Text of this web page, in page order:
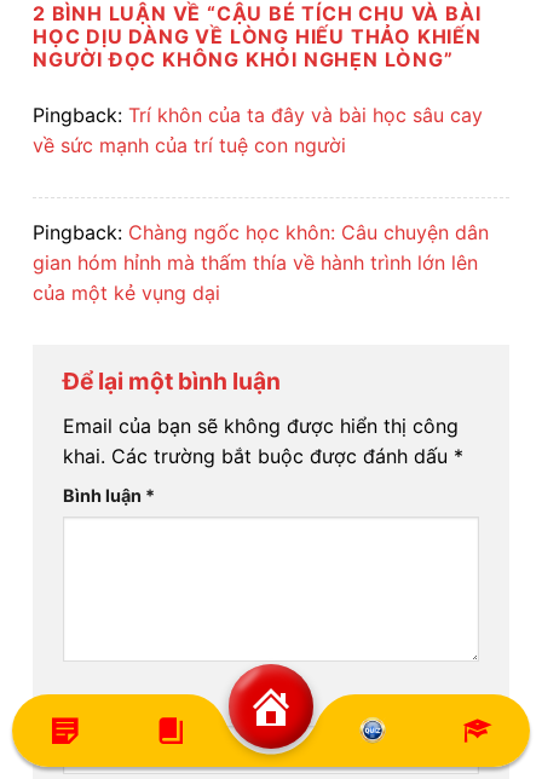
2 BÌNH LUẬN VỀ “CẬU BÉ TÍCH CHU VÀ BÀI
HỌC DỊU DÀNG VỀ LÒNG HIẾU THẢO KHIẾN
NGƯỜI ĐỌC KHÔNG KHỎI NGHẸN LÒNG”
Pingback: Trí khôn của ta đây và bài học sâu cay
về sức mạnh của trí tuệ con người
Pingback: Chàng ngốc học khôn: Câu chuyện dân
gian hóm hỉnh mà thấm thía về hành trình lớn lên
của một kẻ vụng dại
Để lại một bình luận
Email của bạn sẽ không được hiển thị công
khai. Các trường bắt buộc được đánh dấu *
Bình luận *